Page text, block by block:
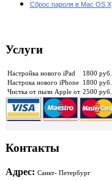
Сброс пароля в Mac OS X
Услуги
Настройка нового iPad
1800 руб.
Настрока нового iPhone
1800 руб.
Чистка от пыли Apple от 2500 руб.
Контакты
Адрес: Санкт- Петербург